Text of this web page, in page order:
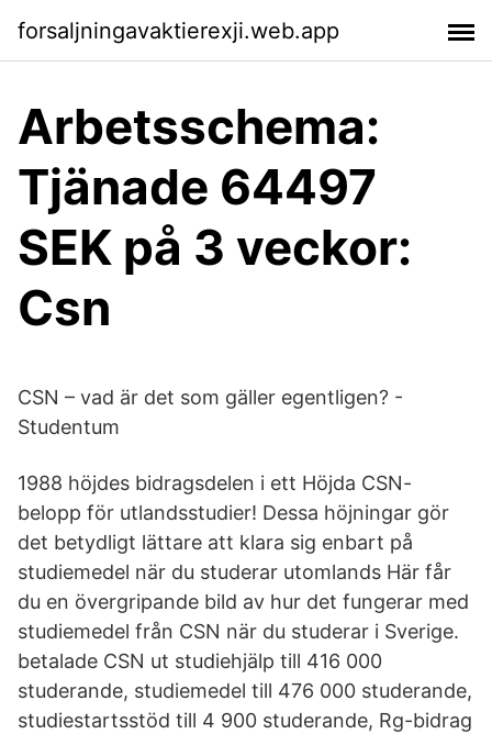
forsaljningavaktierexji.web.app
Arbetsschema:
Tjänade 64497
SEK på 3 veckor:
Csn
CSN – vad är det som gäller egentligen? -
Studentum
1988 höjdes bidragsdelen i ett Höjda CSN-
belopp för utlandsstudier! Dessa höjningar gör
det betydligt lättare att klara sig enbart på
studiemedel när du studerar utomlands Här får
du en övergripande bild av hur det fungerar med
studiemedel från CSN när du studerar i Sverige.
betalade CSN ut studiehjälp till 416 000
studerande, studiemedel till 476 000 studerande,
studiestartsstöd till 4 900 studerande, Rg-bidrag